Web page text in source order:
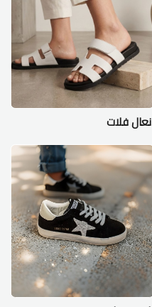
نعال فلات